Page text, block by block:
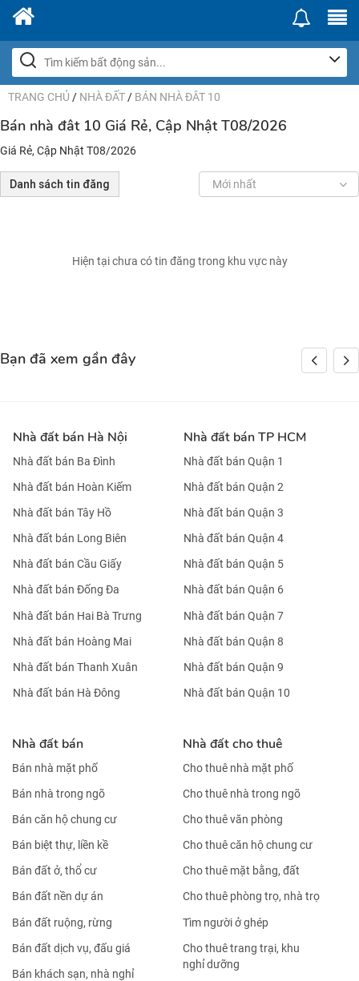
TRANG CHỦ / NHÀ ĐẤT / BÁN NHÀ ĐÂT 10
Bán nhà đât 10 Giá Rẻ, Cập Nhật T08/2026
Giá Rẻ, Cập Nhật T08/2026
Danh sách tin đăng Mới nhất
Hiện tại chưa có tin đăng trong khu vực này
Bạn đã xem gần đây
Nhà đất bán Hà Nội
Nhà đất bán Ba Đình
Nhà đất bán Hoàn Kiếm
Nhà đất bán Tây Hồ
Nhà đất bán Long Biên
Nhà đất bán Cầu Giấy
Nhà đất bán Đống Đa
Nhà đất bán Hai Bà Trưng
Nhà đất bán Hoàng Mai
Nhà đất bán Thanh Xuân
Nhà đất bán Hà Đông
Nhà đất bán TP HCM
Nhà đất bán Quận 1
Nhà đất bán Quận 2
Nhà đất bán Quận 3
Nhà đất bán Quận 4
Nhà đất bán Quận 5
Nhà đất bán Quận 6
Nhà đất bán Quận 7
Nhà đất bán Quận 8
Nhà đất bán Quận 9
Nhà đất bán Quận 10
Nhà đất bán
Bán nhà mặt phố
Bán nhà trong ngõ
Bán căn hộ chung cư
Bán biệt thự, liền kề
Bán đất ở, thổ cư
Bán đất nền dự án
Bán đất ruộng, rừng
Bán đất dịch vụ, đấu giá
Bán khách sạn, nhà nghỉ
Nhà đất cho thuê
Cho thuê nhà mặt phố
Cho thuê nhà trong ngõ
Cho thuê văn phòng
Cho thuê căn hộ chung cư
Cho thuê mặt bằng, đất
Cho thuê phòng trọ, nhà trọ
Tìm người ở ghép
Cho thuê trang trại, khu
nghỉ dưỡng